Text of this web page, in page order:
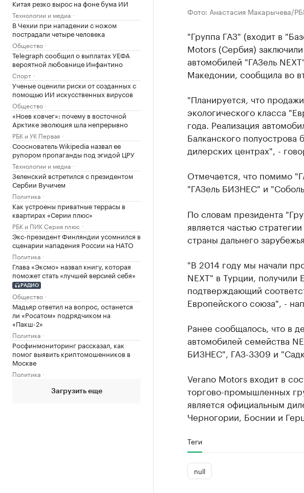
Китая резко вырос на фоне бума ИИ
Технологии и медиа
В Чехии при нападении с ножом
пострадали четыре человека
Общество
Telegraph сообщил о выплатах УЕФА
вероятной любовнице Инфантино
Спорт
Ученые оценили риски от созданных с
помощью ИИ искусственных вирусов
Общество
«Ноев ковчег»: почему в восточной
Арктике эволюция шла непрерывно
РБК и УК Первая
Сооснователь Wikipedia назвал ее
рупором пропаганды под эгидой ЦРУ
Технологии и медиа
Зеленский встретился с президентом
Сербии Вучичем
Политика
Как устроены приватные террасы в
квартирах «Серии плюс»
РБК и ПИК Серия плюс
Экс-президент Финляндии усомнился в
сценарии нападения России на НАТО
Политика
Глава «Эксмо» назвал книгу, которая
поможет стать «лучшей версией себя»
РАДИО
Общество
Мадьяр ответил на вопрос, останется
ли «Росатом» подрядчиком на
«Пакш-2»
Политика
Росфинмониторинг рассказал, как
помог выявить криптомошенников в
Москве
Политика
Загрузить еще
Фото: Анастасия Макарычева/
"Группа ГАЗ" (входит в
Motors (Сербия)
автомобилей "ГАЗель
Македонии, сообщила во
"Планируется, что
экологического класса
года. Реализация
Балканского полуострова
дилерских центрах", -
Отмечается, что помимо
"ГАЗель БИЗНЕС" и
По словам президента
является частью
страны дальнего зарубежья.
"В 2014 году мы начали
NEXT" в Турции, получили
подтверждающий
Европейского союза", -
Ранее сообщалось, что в
автомобилей семейства
БИЗНЕС", ГАЗ-3309 и
Verano Motors входит в
торгово-промышленных
является официальным
Черногории, Боснии и
Теги
null